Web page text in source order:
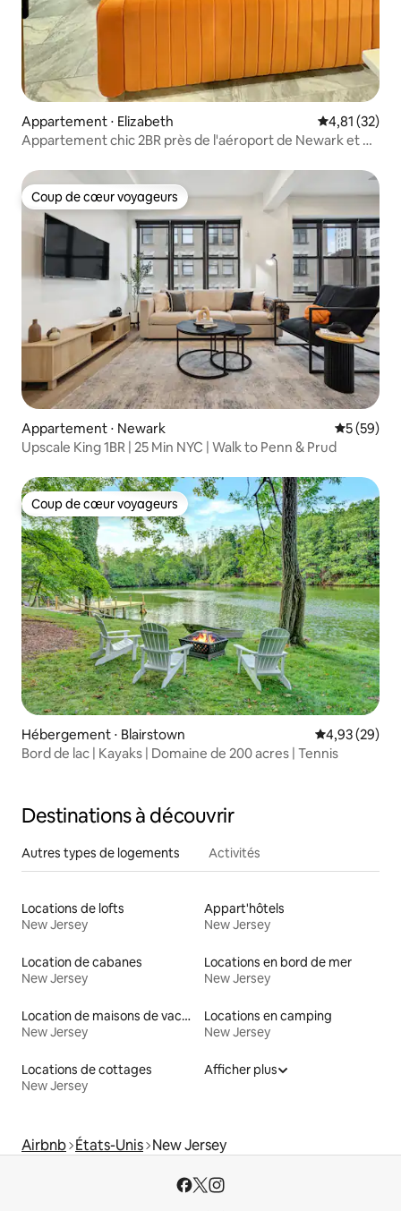
Appartement ⋅ Elizabeth Évaluation
4,81 (32)
Appartement chic 2BR près de l'aéroport de Newark et de
Coup de cœur voyageurs
Coup de cœur voyageurs
Appartement ⋅ Newark
5 (59)
Upscale King 1BR | 25 Min NYC | Walk to Penn & Prud
Coup de cœur voyageurs
Coup de cœur voyageurs
Hébergement ⋅ Blairstown Évaluation
4,93 (29)
Bord de lac | Kayaks | Domaine de 200 acres | Tennis
Destinations à découvrir
Autres types de logements Activités
Locations de lofts
New Jersey
Appart'hôtels
New Jersey
Location de cabanes
New Jersey
Locations en bord de mer
New Jersey
Location de maisons de vacances
New Jersey
Locations en camping
New Jersey
Locations de cottages
New Jersey
Afficher plus
Airbnb États-Unis New Jersey